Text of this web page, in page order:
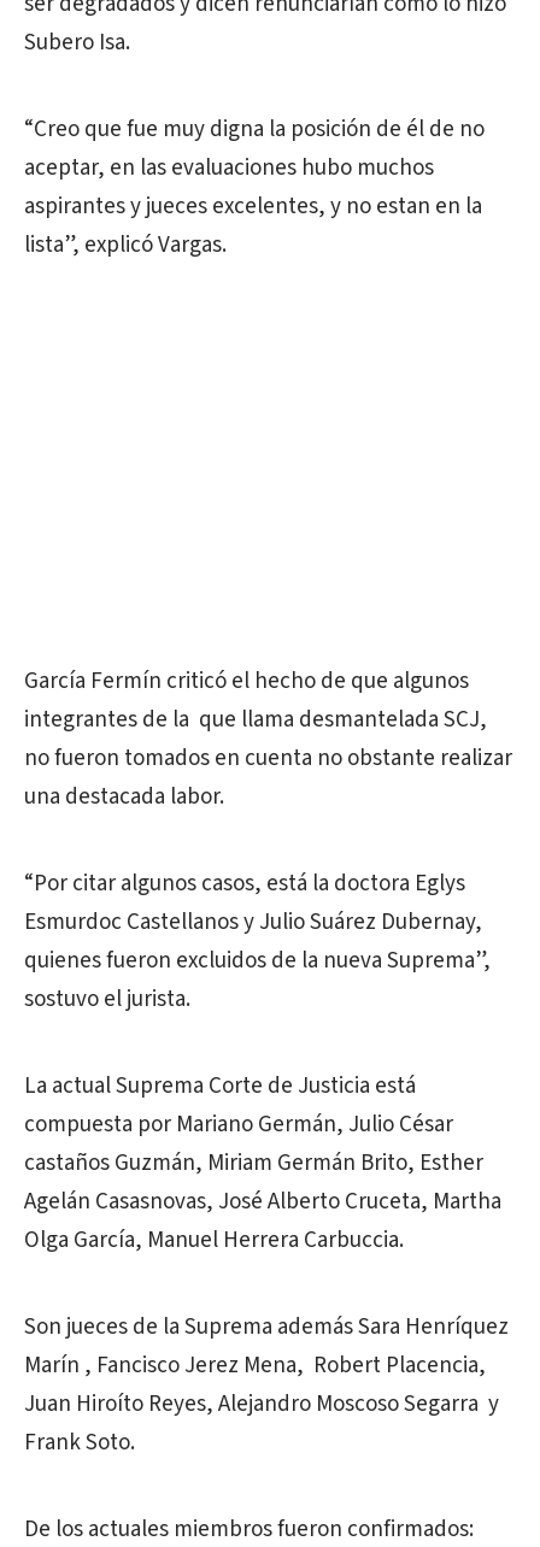
Subero Isa.
“Creo que fue muy digna la posición de él de no
aceptar, en las evaluaciones hubo muchos
aspirantes y jueces excelentes, y no estan en la
lista”, explicó Vargas.
García Fermín criticó el hecho de que algunos
integrantes de la que llama desmantelada SCJ,
no fueron tomados en cuenta no obstante realizar
una destacada labor.
“Por citar algunos casos, está la doctora Eglys
Esmurdoc Castellanos y Julio Suárez Dubernay,
quienes fueron excluidos de la nueva Suprema”,
sostuvo el jurista.
La actual Suprema Corte de Justicia está
compuesta por Mariano Germán, Julio César
castaños Guzmán, Miriam Germán Brito, Esther
Agelán Casasnovas, José Alberto Cruceta, Martha
Olga García, Manuel Herrera Carbuccia.
Son jueces de la Suprema además Sara Henríquez
Marín , Fancisco Jerez Mena, Robert Placencia,
Juan Hiroíto Reyes, Alejandro Moscoso Segarra y
Frank Soto.
De los actuales miembros fueron confirmados: